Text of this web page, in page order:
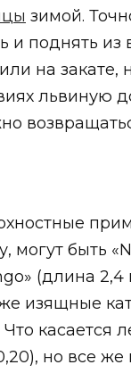
зимой.
и поднять
на
львиную
могут быть
(длина
изящные
касается
но все